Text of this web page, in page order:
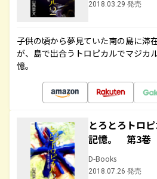
2018.03.29 発売
子供の頃から夢見ていた南の島に滞
が、島で出合うトロピカルでマジカ
憶。
とろとろトロ
記憶。 第3巻
D-Books
2018.07.26 発売